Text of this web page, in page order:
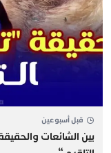
قبل أسبوعين
بين الشائعات